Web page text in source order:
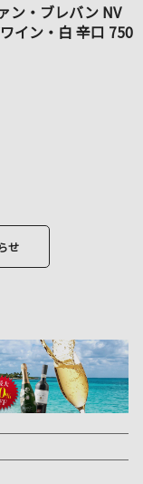
ン・ブレバン NV
イン・白 辛口 750
せ